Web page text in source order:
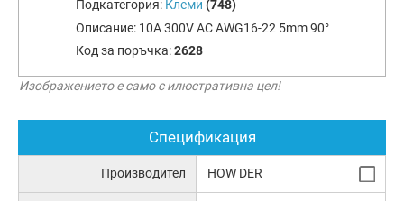
Подкатегория: Клеми (748)
Описание: 10A 300V AC AWG16-22 5mm 90°
Код за поръчка:2628
Изображението е само с илюстративна цел!
Спецификация
Производител HOW DER